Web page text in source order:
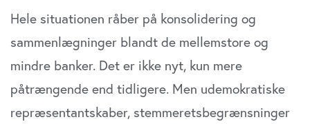
Hele situationen råber på konsolidering og
sammenlægninger blandt de mellemstore og
mindre banker. Det er ikke nyt, kun mere
påtrængende end tidligere. Men udemokratiske
repræsentantskaber, stemmeretsbegrænsninger